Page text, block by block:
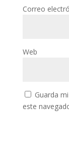
Correo
Web
Guarda
este